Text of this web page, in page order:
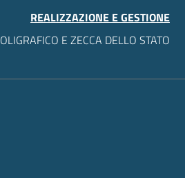
REALIZZAZIONE E GESTIONE
E ZECCA DELLO STATO